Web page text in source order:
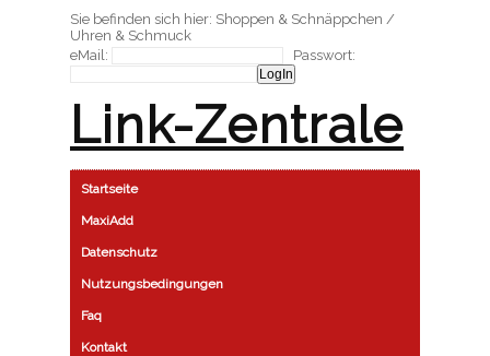
Sie befinden sich hier: Shoppen & Schnäppchen /
Uhren & Schmuck
eMail:
Passwort:
Link-Zentrale
Startseite
MaxiAdd
Datenschutz
Nutzungsbedingungen
Faq
Kontakt